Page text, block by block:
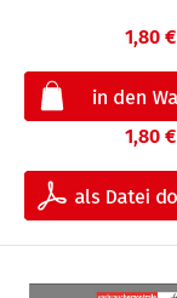
1,80 €
1,80 €